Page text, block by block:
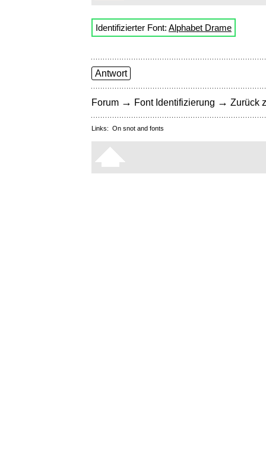
Identifizierter Font: Alphabet Drame
Antwort
Forum → Font Identifizierung → Zurück
Links: On snot and fonts